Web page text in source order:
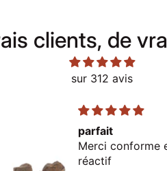
clients, de
sur 312 avis
parfait
Merci conforme
réactif